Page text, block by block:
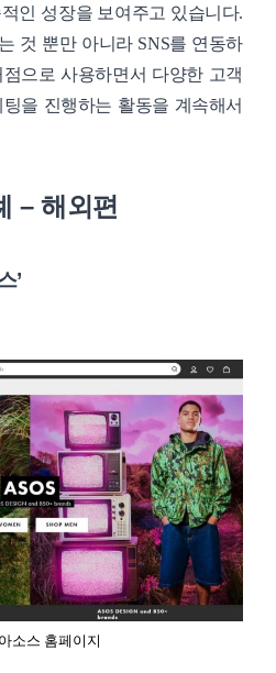
인 성장을 보여주고 있습니다.
것 뿐만 아니라 SNS를 연동하
으로 사용하면서 다양한 고객
을 진행하는 활동을 계속해서
– 해외편
’
아소스 홈페이지